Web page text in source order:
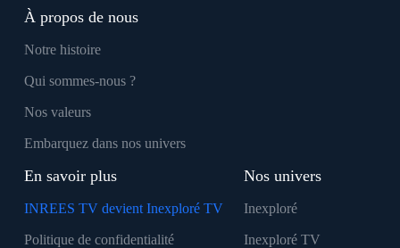
À propos de nous
Notre histoire
Qui sommes-nous ?
Nos valeurs
Embarquez dans nos univers
En savoir plus
INREES TV devient Inexploré TV
Politique de confidentialité
Nos univers
Inexploré
Inexploré TV